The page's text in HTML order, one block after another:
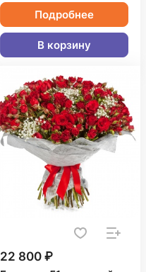
Подробнее
В корзину
22 800 ₽